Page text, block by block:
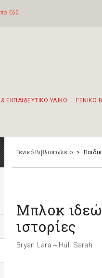
€60
ΕΚΠΑΙΔΕΥΤΙΚΟ ΥΛΙΚΟ ΓΕΝΙΚΟ
Γενικό Βιβλιοπωλείο >
Μπλοκ
ιστορίες
Bryan Lara — Hull Sarah